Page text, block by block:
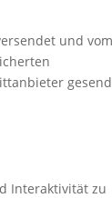
und vom
Interaktivität zu